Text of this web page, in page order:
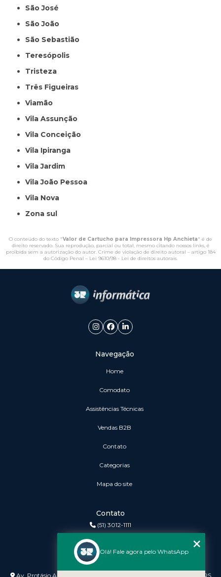
São José
São João
São Sebastião
Teresópolis
Tristeza
Três Figueiras
Viamão
Vila Assunção
Vila Conceição
Vila Ipiranga
Vila Jardim
Vila João Pessoa
Vila Nova
Zona sul
O conteúdo do texto "Valor de Cartucho para Impressora Hp Anchieta" é de
direito reservado. Sua reprodução, parcial ou total, mesmo citando nossos links, é
proibida sem a autorização do autor. Crime de violação de direito autoral – artigo 184
do Código Penal – Lei 9610/98 - Lei de direitos autorais.
Navegação
Home
Comodato
Assistências Técnicas
vendas B2B
Contato
Categorias
Mapa do site
Contato
(51) 3012-1111
Endereço
Av. Protásio Alves nº 3240 Lojas 7 e 8 - Petrópolis - Porto Alegre - RS
Olá! Fale agora pelo WhatsApp